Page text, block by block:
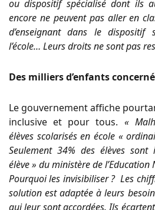
ou dispositif spécialisé dont ils
encore ne peuvent pas aller en
d’enseignant dans le dispositif
l’école… Leurs droits ne sont pas
Des milliers d’enfants
Le gouvernement affiche
inclusive et pour tous. «
élèves scolarisés en école «
Seulement 34% des élèves
élève » du ministère de
Pourquoi les invisibiliser ? Les
solution est adaptée à leurs
qui leur sont accordées. Ils